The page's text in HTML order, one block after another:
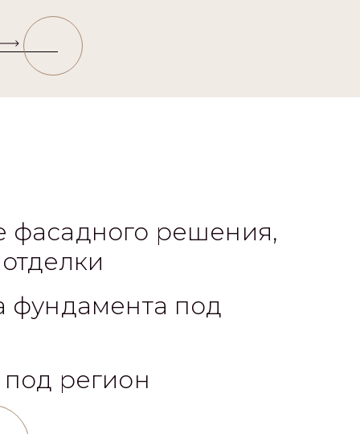
фасадного решения,
фундамента под
регион